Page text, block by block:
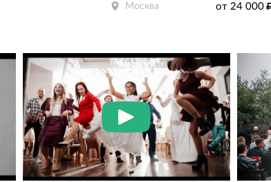
Москва
от 24 000